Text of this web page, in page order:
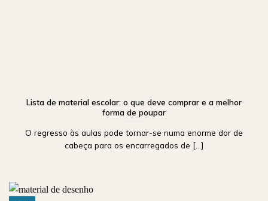
Lista de material escolar: o que deve comprar e a melhor
forma de poupar
O regresso às aulas pode tornar-se numa enorme dor de
cabeça para os encarregados de [...]